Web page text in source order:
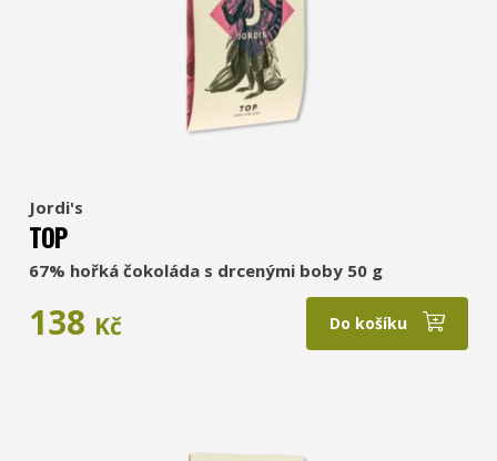
Jordi's
TOP
67% hořká čokoláda s drcenými boby 50 g
138 Kč Do košíku